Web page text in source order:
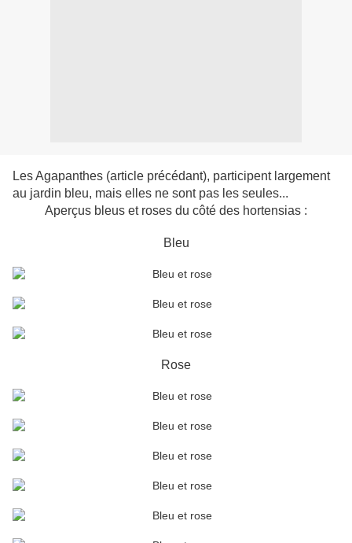
Les Agapanthes (article précédant), participent largement
au jardin bleu, mais elles ne sont pas les seules...
Aperçus bleus et roses du côté des hortensias :
Bleu
Rose